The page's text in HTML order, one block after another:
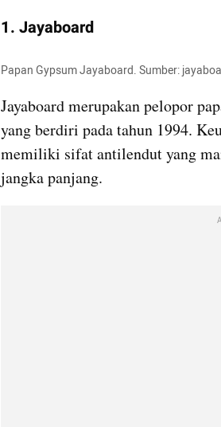
1. Jayaboard
Papan Gypsum Jayaboard. Sumber:
Jayaboard merupakan pelopor
yang berdiri pada tahun 1994.
memiliki sifat antilendut yang
jangka panjang.